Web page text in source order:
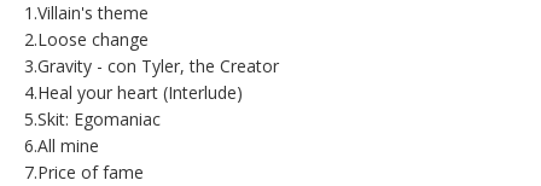
1.Villain's theme
2.Loose change
3.Gravity - con Tyler, the Creator
4.Heal your heart (Interlude)
5.Skit: Egomaniac
6.All mine
7.Price of fame